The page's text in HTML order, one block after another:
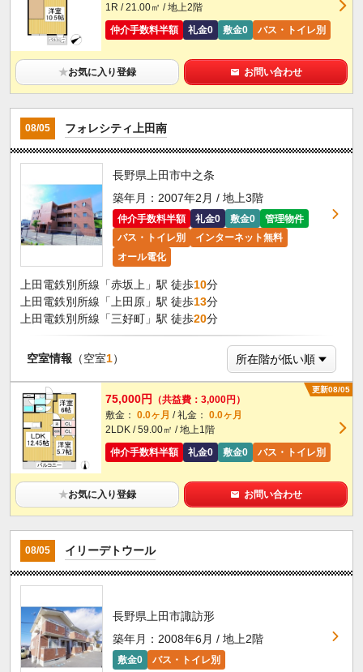
1R / 21.00㎡ / 地上2階
仲介手数料半額
礼金0 敷金0 バス・トイレ別
★お気に入り登録 お問い合わせ
08/05 フォレシティ上田南
長野県上田市中之条
築年月：2007年2月 / 地上3階
仲介手数料半額 礼金0 敷金0
管理物件
バス・トイレ別
インターネット無料
オール電化
上田電鉄別所線「赤坂上」駅 徒歩10分
上田電鉄別所線「上田原」駅 徒歩13分
上田電鉄別所線「三好町」駅 徒歩20分
空室情報 （空室1）
更新08/05
75,000円
（共益費：3,000円）
敷金： 0.0ヶ月 / 礼金： 0.0ヶ月
2LDK / 59.00㎡ / 地上1階
仲介手数料半額
礼金0 敷金0 バス・トイレ別
★お気に入り登録 お問い合わせ
08/05 イリーデトウール
長野県上田市諏訪形
築年月：2008年6月 / 地上2階
敷金0 バス・トイレ別